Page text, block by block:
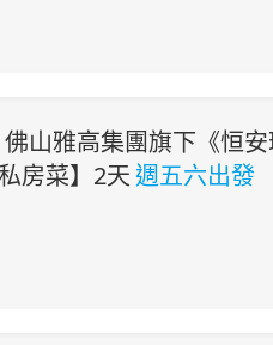
佛山雅高集團旗下《恒
房菜】2天週五六出發